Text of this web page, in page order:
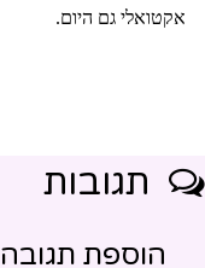
אקטואלי גם היום.
תגובות
הוספת תגובה